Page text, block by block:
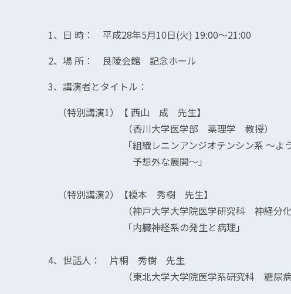
1、日 時： 平成28年5月10日(火) 19:00～21:00
2、場 所： 艮陵会館 記念ホール
3、講演者とタイトル：
（特別講演1）【 西山 成 先生】
（香川大学医学部 薬理学 教授）
「組織レニンアンジオテンシン系 ～ようやく
予想外な展開～」
（特別講演2）【榎本 秀樹 先生】
（神戸大学大学院医学研究科 神経分化・
「内臓神経系の発生と病理」
4、世話人： 片桐 秀樹 先生
（東北大学大学院医学系研究科 糖尿病代